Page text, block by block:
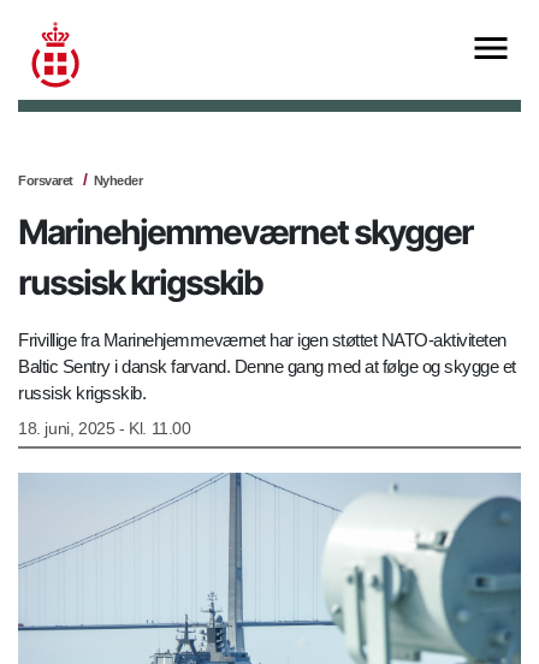
Forsvaret Nyheder
Marinehjemmeværnet skygger
russisk krigsskib
Frivillige fra Marinehjemmeværnet har igen støttet NATO-aktiviteten
Baltic Sentry i dansk farvand. Denne gang med at følge og skygge et
russisk krigsskib.
18. juni, 2025 - Kl. 11.00